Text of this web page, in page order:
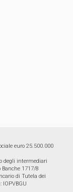
euro 25.500.000
degli intermediari
Banche 1717/8
di Tutela dei